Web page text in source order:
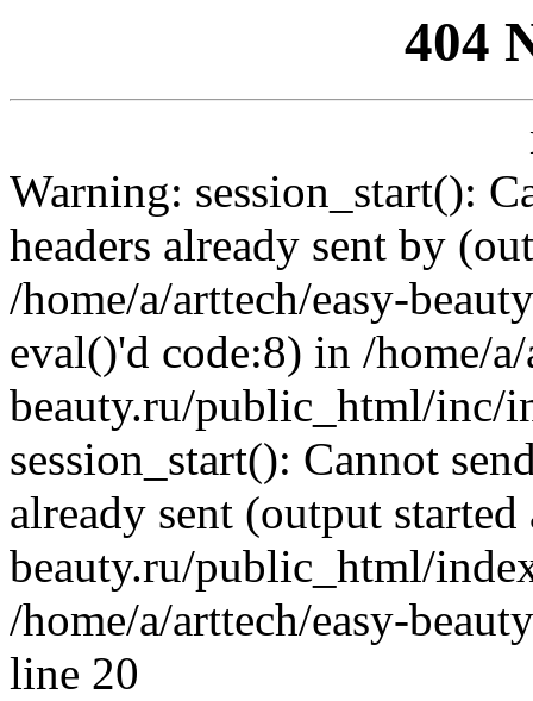
404
Warning: session_start():
headers already sent by
/home/a/arttech/easy-
eval()'d code:8) in /home/
beauty.ru/public_html/inc/
session_start(): Cannot
already sent (output
beauty.ru/public_html/
/home/a/arttech/easy-
line 20